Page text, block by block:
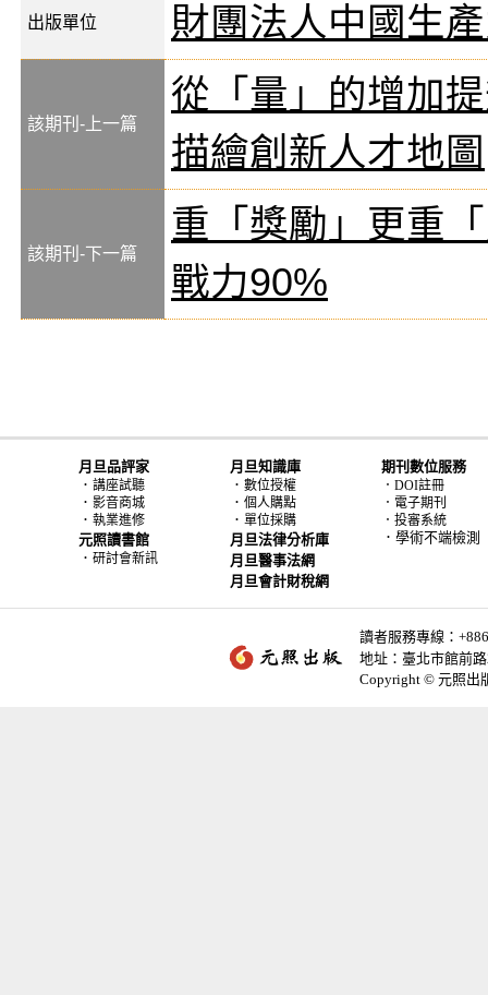
出版單位 財團法人中國生
該期刊-上一篇
從「量」的增加
描繪創新人才地圖
該期刊-下一篇
重「獎勵」更重
戰力90%
月旦品評家
． 講座試聽
． 影音商城
． 執業進修
元照讀書館
． 研討會新訊
月旦知識庫
． 數位授權
． 個人購點
． 單位採購
月旦法律分析庫
月旦醫事法網
月旦會計財稅網
期刊數位服務
．DOI註冊
．電子期刊
．投審系統
．學術不端檢測
讀者服務專線：
地址：臺北市館前
Copyright © 元照出